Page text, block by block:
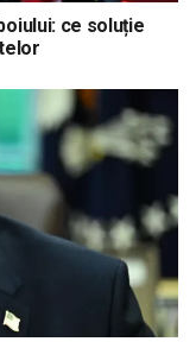
ce soluție